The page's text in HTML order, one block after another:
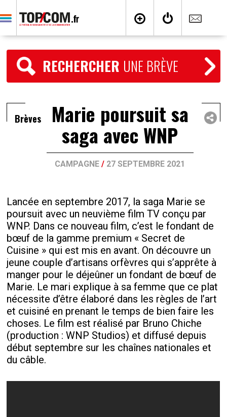
RECHERCHER UNE BRÈVE
Brèves Marie poursuit sa
saga avec WNP
CAMPAGNE / 27 SEPTEMBRE 2021
Lancée en septembre 2017, la saga Marie se
poursuit avec un neuvième film TV conçu par
WNP. Dans ce nouveau film, c’est le fondant de
bœuf de la gamme premium « Secret de
Cuisine » qui est mis en avant. On découvre un
jeune couple d’artisans orfèvres qui s’apprête à
manger pour le déjeûner un fondant de bœuf de
Marie. Le mari explique à sa femme que ce plat
nécessite d’être élaboré dans les règles de l’art
et cuisiné en prenant le temps de bien faire les
choses. Le film est réalisé par Bruno Chiche
(production : WNP Studios) et diffusé depuis
début septembre sur les chaînes nationales et
du câble.